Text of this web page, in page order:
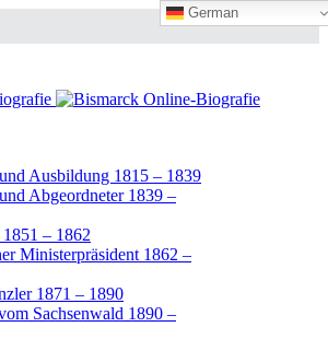
Ausbildung 1815 – 1839
Abgeordneter 1839 –
– 1862
Ministerpräsident 1862 –
1871 – 1890
Sachsenwald 1890 –
German
German